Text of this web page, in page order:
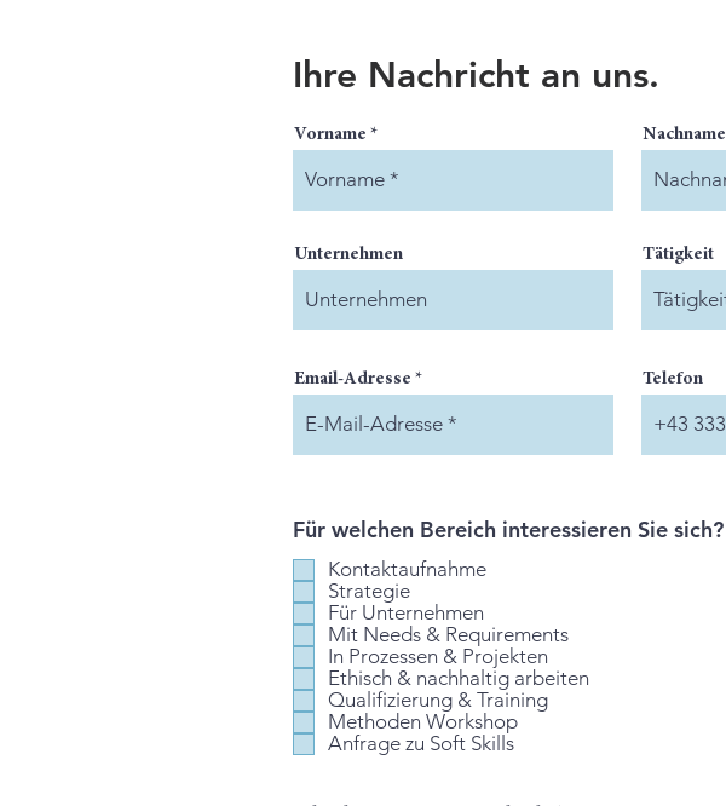
Ihre Nachricht an uns.
Vorname Nachname
Unternehmen Tätigkeit
Email-Adresse Telefon
Für welchen Bereich interessieren Sie sich?
Kontaktaufnahme
Strategie
Für Unternehmen
Mit Needs & Requirements
In Prozessen & Projekten
Ethisch & nachhaltig arbeiten
Qualifizierung & Training
Methoden Workshop
Anfrage zu Soft Skills